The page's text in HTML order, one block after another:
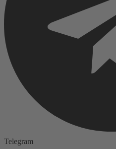
Telegram